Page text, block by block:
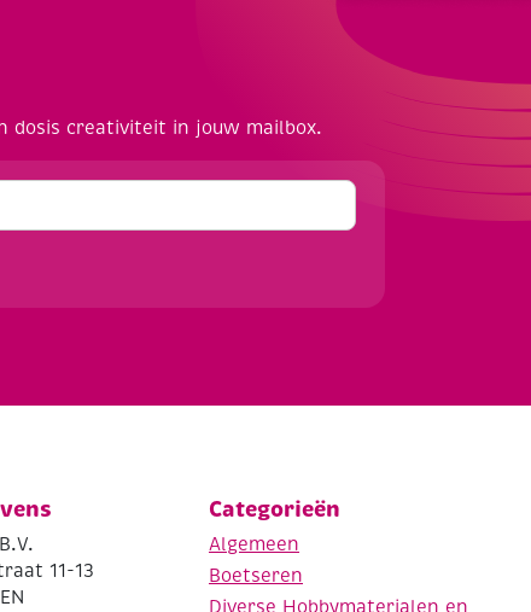
dosis creativiteit in jouw mailbox.
11-13
Categorieën
Algemeen
Boetseren
Diverse Hobbymaterialen en